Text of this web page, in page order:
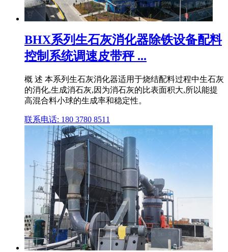
BHX系列生石灰消化器除铁设备配料
控制系统调速皮带秤 ...
概 述 本系列生石灰消化器适用于烧结配料过程中生石灰
的消化,生成消石灰,因为消石灰的比表面积大,所以能提
高混合料小球的生成率和稳定性。
联系电话: 180 3780 8511